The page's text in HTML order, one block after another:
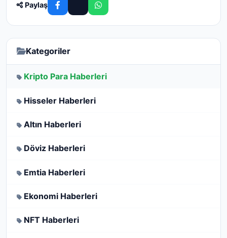
Paylaş
Kategoriler
Kripto Para Haberleri
Hisseler Haberleri
Altın Haberleri
Döviz Haberleri
Emtia Haberleri
Ekonomi Haberleri
NFT Haberleri